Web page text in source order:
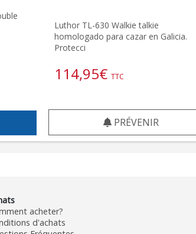
Luthor TL-630 Walkie talkie
homologado para cazar en Galicia.
Protecci
114,95€ TTC
PRÉVENIR
acheter?
d'achats